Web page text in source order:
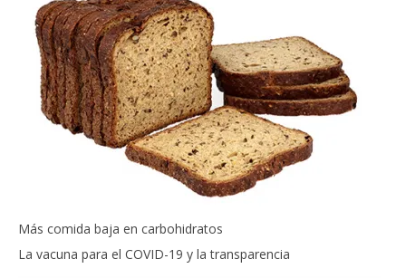
Más comida baja en carbohidratos
La vacuna para el COVID-19 y la transparencia